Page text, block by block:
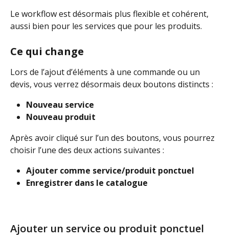
Le workflow est désormais plus flexible et cohérent,
aussi bien pour les services que pour les produits.
Ce qui change
Lors de l’ajout d’éléments à une commande ou un
devis, vous verrez désormais deux boutons distincts :
Nouveau service
Nouveau produit
Après avoir cliqué sur l’un des boutons, vous pourrez
choisir l’une des deux actions suivantes :
Ajouter comme service/produit ponctuel
Enregistrer dans le catalogue
Ajouter un service ou produit ponctuel